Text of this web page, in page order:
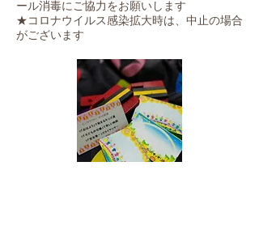
ール消毒にご協力をお願いします
​★コロナウイルス感染拡大時は、中止の場合
がございます